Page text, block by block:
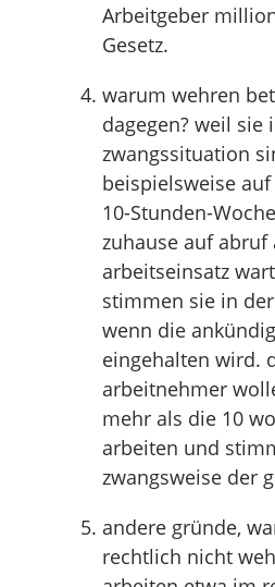
Arbeitgeber
Gesetz.
warum wehren
dagegen? weil sie
zwangssituation
beispielsweise
10-Stunden-
zuhause auf
arbeitseinsatz
stimmen sie in
wenn die
eingehalten wird.
arbeitnehmer
mehr als die 10
arbeiten und
zwangsweise der
andere gründe,
rechtlich nicht